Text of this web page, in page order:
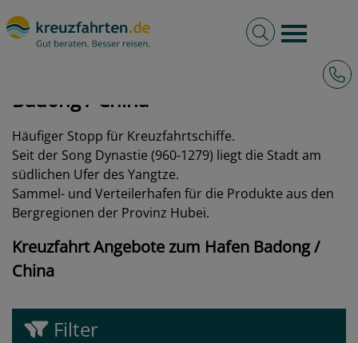
Burger
Volltextsuche
Badong / China
Häufiger Stopp für Kreuzfahrtschiffe.
Seit der Song Dynastie (960-1279) liegt die Stadt am
südlichen Ufer des Yangtze.
Sammel- und Verteilerhafen für die Produkte aus den
Bergregionen der Provinz Hubei.
Kreuzfahrt Angebote zum Hafen Badong /
China
Filter